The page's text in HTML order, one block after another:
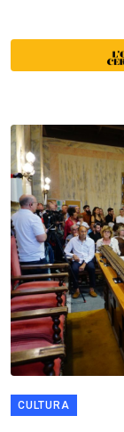
CULTURA